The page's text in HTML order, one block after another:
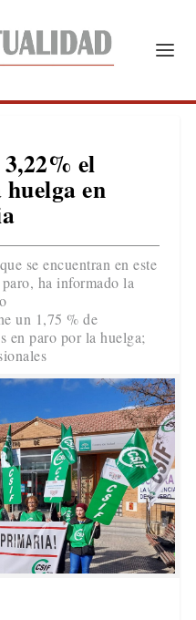
el
en
se encuentran en este
ha informado la
un 1,75 % de
en paro por la huelga;